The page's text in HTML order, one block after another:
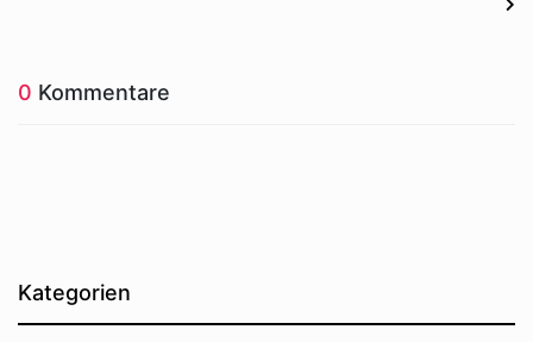
0 Kommentare
Kategorien